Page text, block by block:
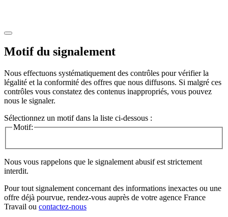
Motif du signalement
Nous effectuons systématiquement des contrôles pour vérifier la
légalité et la conformité des offres que nous diffusons. Si malgré ces
contrôles vous constatez des contenus inappropriés, vous pouvez
nous le signaler.
Sélectionnez un motif dans la liste ci-dessous :
Motif:
Nous vous rappelons que le signalement abusif est strictement
interdit.
Pour tout signalement concernant des informations inexactes ou une
offre déjà pourvue, rendez-vous auprès de votre agence France
Travail ou contactez-nous